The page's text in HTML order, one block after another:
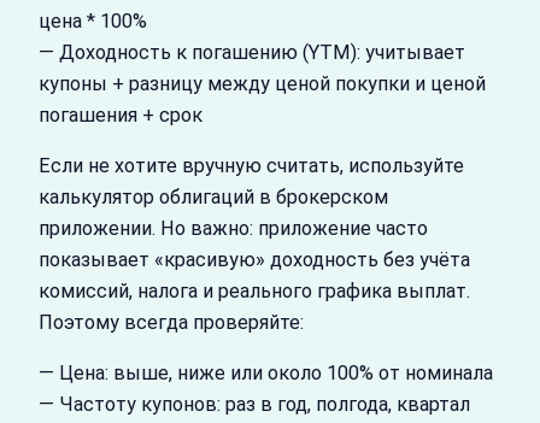
цена * 100%
— Доходность к погашению (YTM): учитывает
купоны + разницу между ценой покупки и ценой
погашения + срок
Если не хотите вручную считать, используйте
калькулятор облигаций в брокерском
приложении. Но важно: приложение часто
показывает «красивую» доходность без учёта
комиссий, налога и реального графика выплат.
Поэтому всегда проверяйте:
— Цена: выше, ниже или около 100% от номинала
— Частоту купонов: раз в год, полгода, квартал